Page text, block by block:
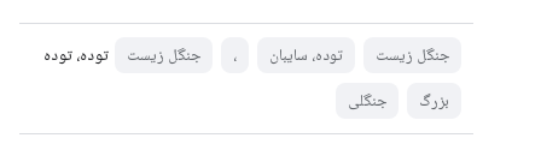
جنگل زیست توده، سایبان ، جنگل زیست توده، توده
بزرگ جنگلی